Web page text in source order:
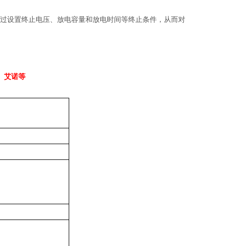
设置终止电压、放电容量和放电时间等终止条件，从而对
艾诺等